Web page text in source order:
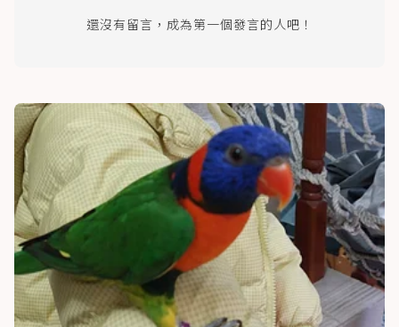
還沒有留言，成為第一個發言的人吧！